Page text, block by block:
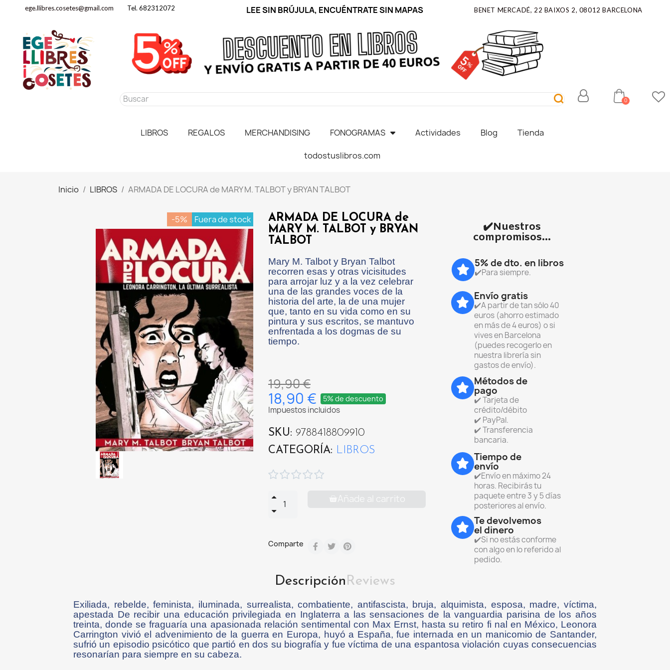
ege.llibres.cosetes@gmail.com Tel. 682312072 LEE SIN BRÚJULA, ENCUÉNTRATE SIN MAPAS BENET MERCADÉ, 22 BAIXOS 2, 08012 BARCELONA
LIBROS REGALOS MERCHANDISING FONOGRAMAS Actividades Blog Tienda
todostuslibros.com
Inicio LIBROS ARMADA DE LOCURA de MARY M. TALBOT y BRYAN TALBOT
-5% Fuera de stock
ARMADA DE LOCURA de
MARY M. TALBOT y BRYAN
TALBOT
Mary M. Talbot y Bryan Talbot
recorren esas y otras vicisitudes
para arrojar luz y a la vez celebrar
una de las grandes voces de la
historia del arte, la de una mujer
que, tanto en su vida como en su
pintura y sus escritos, se mantuvo
enfrentada a los dogmas de su
tiempo.
19,90 €
18,90 € 5% de descuento
Impuestos incluidos
SKU
9788418809910
CATEGORÍA
LIBROS

Añade al carrito
Comparte
✔️Nuestros
compromisos...
5% de dto. en libros
✔️Para siempre.
Envío gratis
✔️A partir de tan sólo 40
euros (ahorro estimado
en más de 4 euros) o si
vives en Barcelona
(puedes recogerlo en
nuestra librería sin
gastos de envío).
Métodos de
pago
✔️ Tarjeta de
crédito/débito
✔️ PayPal.
✔️ Transferencia
bancaria.
Tiempo de
envío
✔️Envío en máximo 24
horas. Recibirás tu
paquete entre 3 y 5 días
posteriores al envío.
Te devolvemos
el dinero
✔️Si no estás conforme
con algo en lo referido al
pedido.
DescripciónReviews
Exiliada, rebelde, feminista, iluminada, surrealista, combatiente, antifascista, bruja, alquimista, esposa, madre, víctima,
apestada De recibir una educación privilegiada en Inglaterra a las sensaciones de la vanguardia parisina de los años
treinta, donde se fraguaría una apasionada relación sentimental con Max Ernst, hasta su retiro fi nal en México, Leonora
Carrington vivió el advenimiento de la guerra en Europa, huyó a España, fue internada en un manicomio de Santander,
sufrió un episodio psicótico que partió en dos su biografía y fue víctima de una espantosa violación cuyas consecuencias
resonarían para siempre en su cabeza.